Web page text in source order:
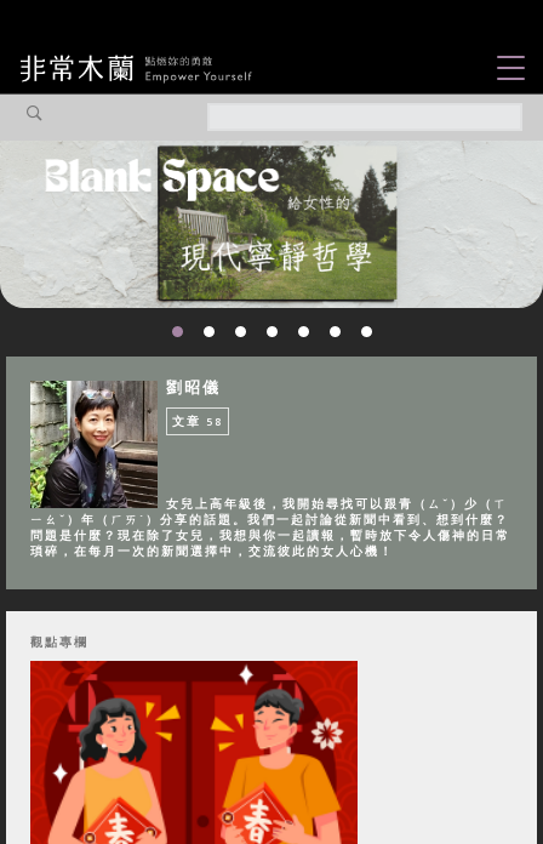
觀點專欄
焦點企劃
社會企業
認識我們
劉昭儀
文章 58
女兒上高年級後，我開始尋找可以跟青（ㄙˇ）少（ㄒ
ㄧㄠˇ）年（ㄏㄞˊ）分享的話題。我們一起討論從新聞中看到、想到什麼？
問題是什麼？現在除了女兒，我想與你一起讀報，暫時放下令人傷神的日常
瑣碎，在每月一次的新聞選擇中，交流彼此的女人心機！
觀點專欄